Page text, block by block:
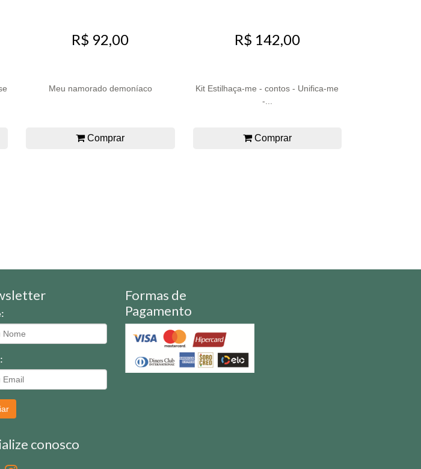
R$ 92,00
Meu namorado demoníaco
Comprar
R$ 142,00
Kit Estilhaça-me - contos - Unifica-me
-...
Comprar
conosco
Formas de
Pagamento